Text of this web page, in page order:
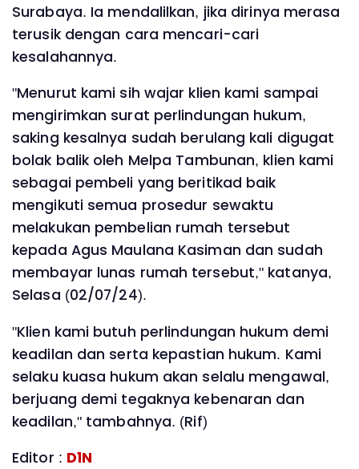
Surabaya. Ia mendalilkan, jika dirinya merasa
terusik dengan cara mencari-cari
kesalahannya.
"Menurut kami sih wajar klien kami sampai
mengirimkan surat perlindungan hukum,
saking kesalnya sudah berulang kali digugat
bolak balik oleh Melpa Tambunan, klien kami
sebagai pembeli yang beritikad baik
mengikuti semua prosedur sewaktu
melakukan pembelian rumah tersebut
kepada Agus Maulana Kasiman dan sudah
membayar lunas rumah tersebut," katanya,
Selasa (02/07/24).
"Klien kami butuh perlindungan hukum demi
keadilan dan serta kepastian hukum. Kami
selaku kuasa hukum akan selalu mengawal,
berjuang demi tegaknya kebenaran dan
keadilan," tambahnya. (Rif)
Editor : D1N